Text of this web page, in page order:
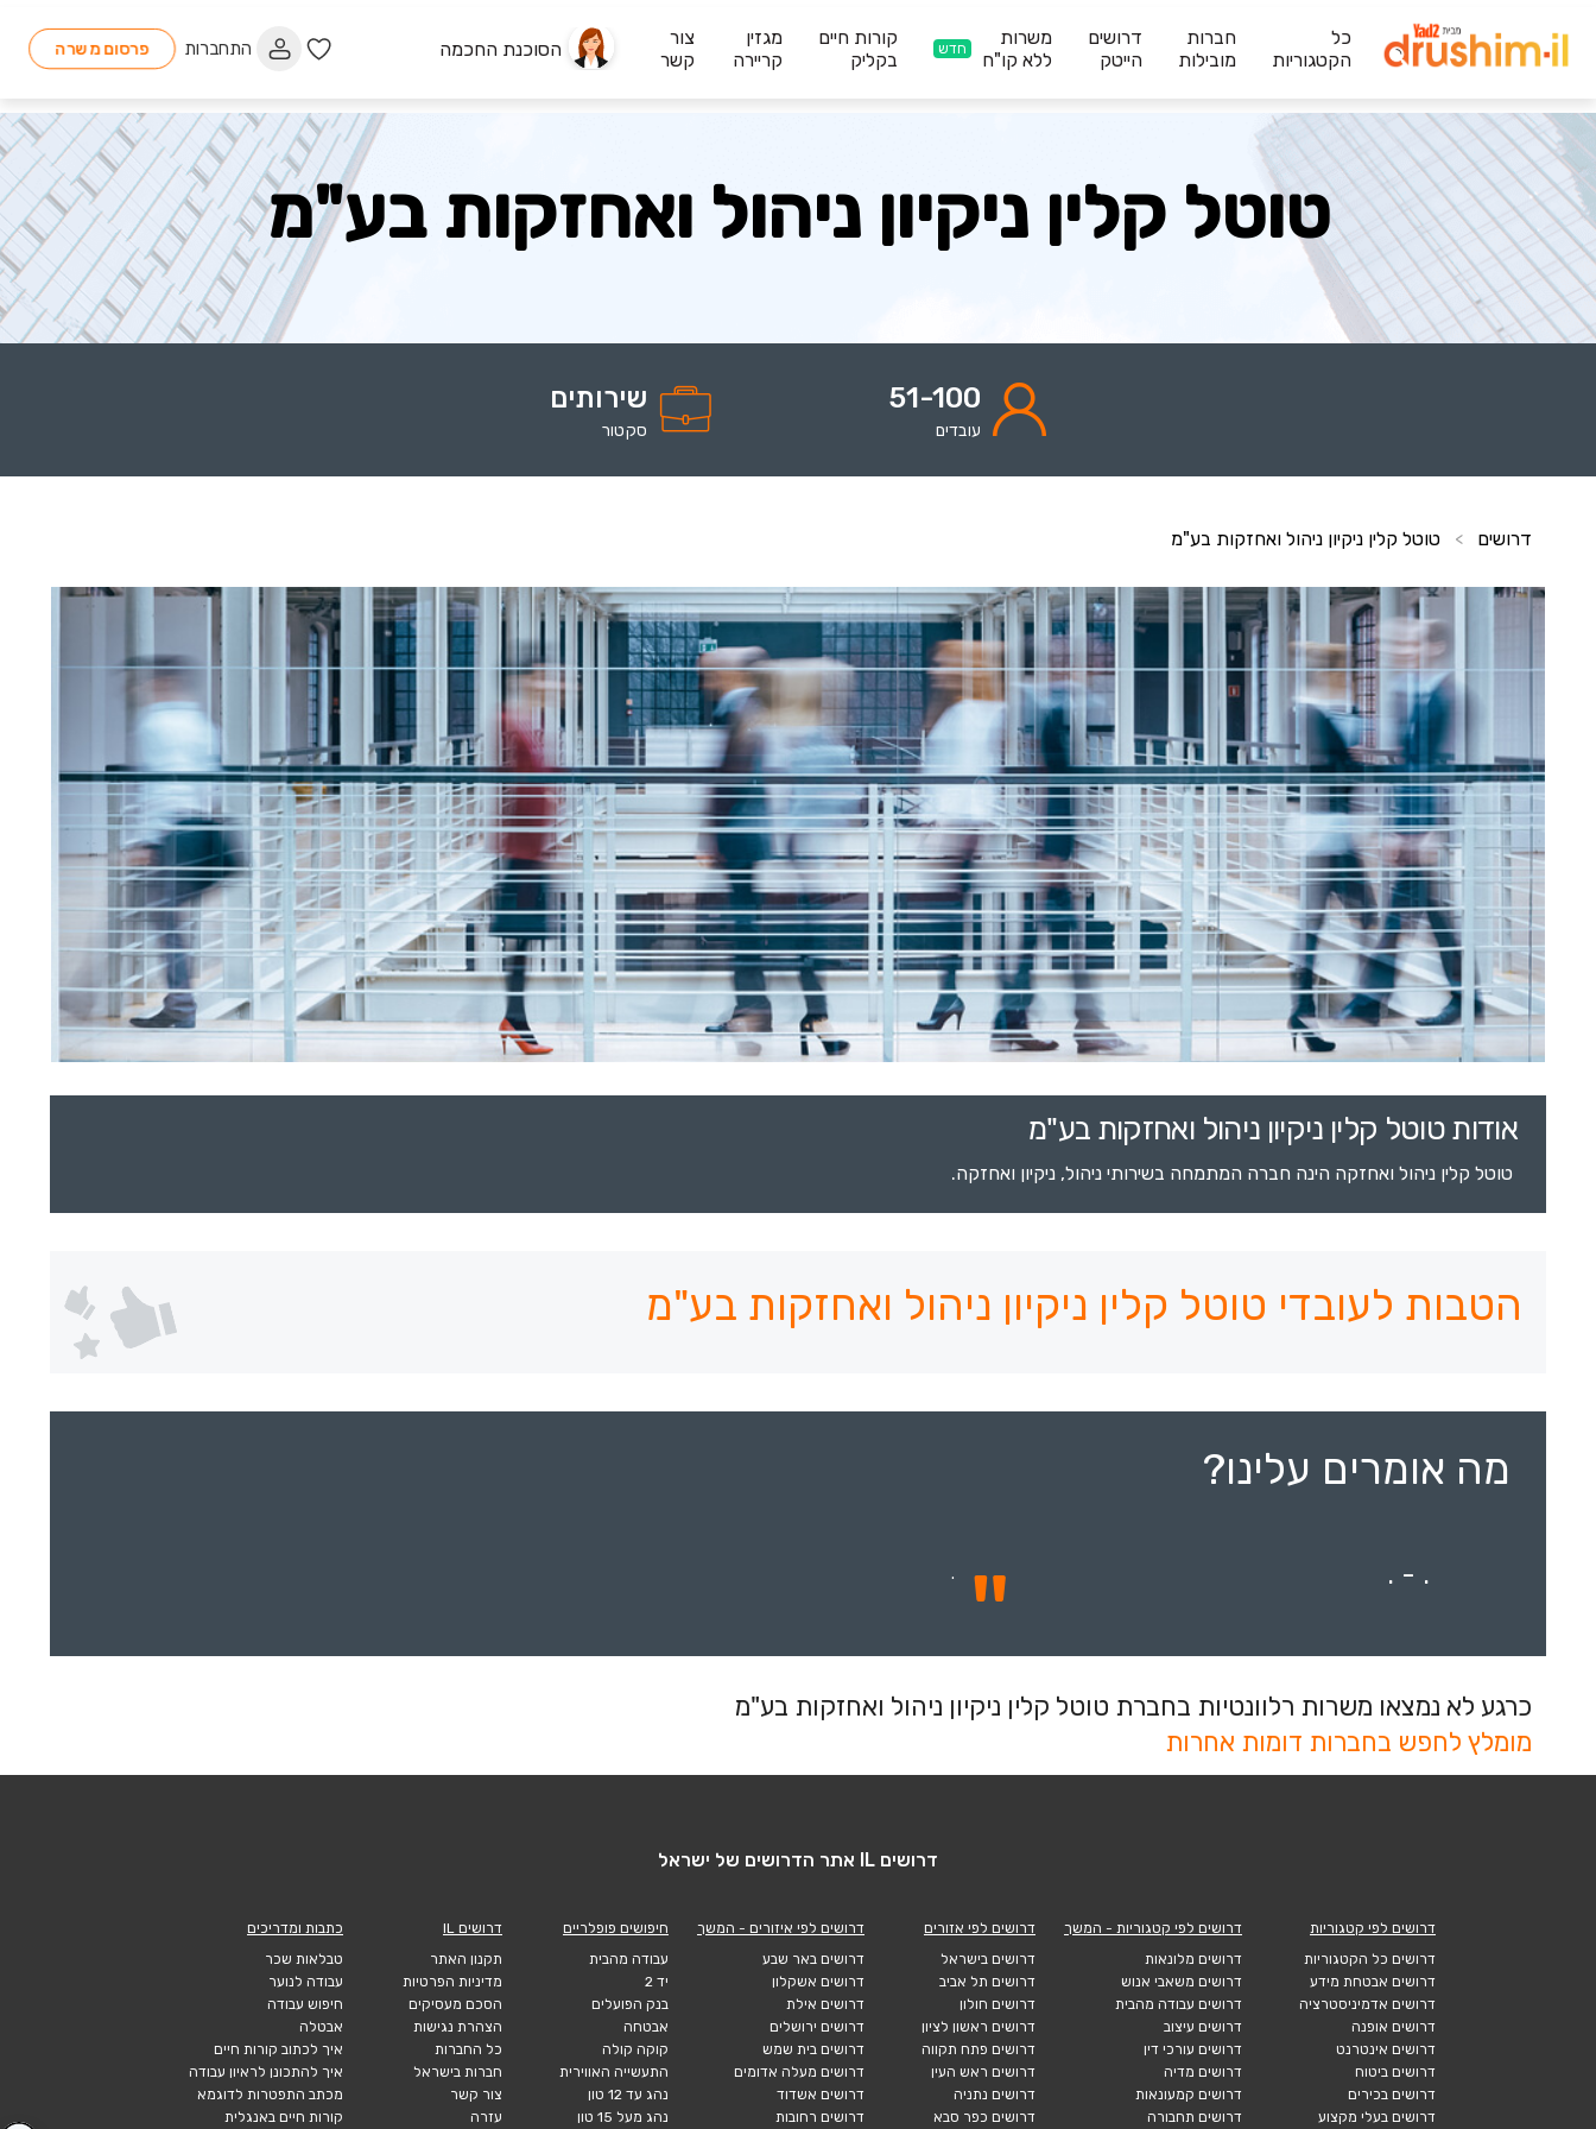
כל
הקטגוריות
חברות
מובילות
דרושים
הייטק
משרות
ללא קו"ח
חדש
קורות חיים
בקליק
מגזין
קריירה
צור
קשר
הסוכנת החכמה התחברות פרסום משרה
טוטל קלין ניקיון ניהול ואחזקות בע"מ
51-100
עובדים
שירותים
סקטור
דרושים > טוטל קלין ניקיון ניהול ואחזקות בע"מ
אודות טוטל קלין ניקיון ניהול ואחזקות בע"מ
טוטל קלין ניהול ואחזקה הינה חברה המתמחה בשירותי ניהול, ניקיון ואחזקה.
הטבות לעובדי טוטל קלין ניקיון ניהול ואחזקות בע"מ
מה אומרים עלינו?
. - .
"
.
כרגע לא נמצאו משרות רלוונטיות בחברת טוטל קלין ניקיון ניהול ואחזקות בע"מ
מומלץ לחפש בחברות דומות אחרות
דרושים IL אתר הדרושים של ישראל
דרושים לפי קטגוריות
דרושים כל הקטגוריות
דרושים אבטחת מידע
דרושים אדמיניסטרציה
דרושים אופנה
דרושים אינטרנט
דרושים ביטוח
דרושים בכירים
דרושים בעלי מקצוע
דרושים לפי קטגוריות - המשך
דרושים מלונאות
דרושים משאבי אנוש
דרושים עבודה מהבית
דרושים עיצוב
דרושים עורכי דין
דרושים מדיה
דרושים קמעונאות
דרושים תחבורה
דרושים לפי אזורים
דרושים בישראל
דרושים תל אביב
דרושים חולון
דרושים ראשון לציון
דרושים פתח תקווה
דרושים ראש העין
דרושים נתניה
דרושים כפר סבא
דרושים לפי איזורים - המשך
דרושים באר שבע
דרושים אשקלון
דרושים אילת
דרושים ירושלים
דרושים בית שמש
דרושים מעלה אדומים
דרושים אשדוד
דרושים רחובות
חיפושים פופלריים
עבודה מהבית
יד 2
בנק הפועלים
אבטחה
קוקה קולה
התעשייה האווירית
נהג עד 12 טון
נהג מעל 15 טון
דרושים IL
תקנון האתר
מדיניות הפרטיות
הסכם מעסיקים
הצהרת נגישות
כל החברות
חברות בישראל
צור קשר
עזרה
כתבות ומדריכים
טבלאות שכר
עבודה לנוער
חיפוש עבודה
אבטלה
איך לכתוב קורות חיים
איך להתכונן לראיון עבודה
מכתב התפטרות לדוגמא
קורות חיים באנגלית